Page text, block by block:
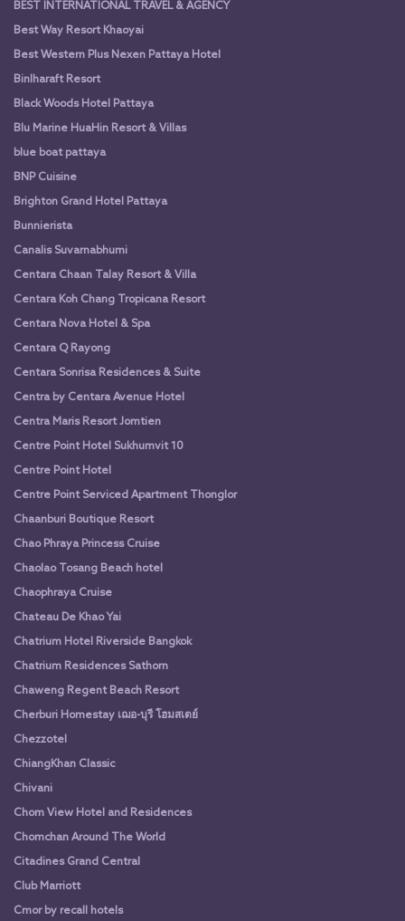
BEST INTERNATIONAL TRAVEL & AGENCY
Best Way Resort Khaoyai
Best Western Plus Nexen Pattaya Hotel
Binlharaft Resort
Black Woods Hotel Pattaya
Blu Marine HuaHin Resort & Villas
blue boat pattaya
BNP Cuisine
Brighton Grand Hotel Pattaya
Bunnierista
Canalis Suvarnabhumi
Centara Chaan Talay Resort & Villa
Centara Koh Chang Tropicana Resort
Centara Nova Hotel & Spa
Centara Q Rayong
Centara Sonrisa Residences & Suite
Centra by Centara Avenue Hotel
Centra Maris Resort Jomtien
Centre Point Hotel Sukhumvit 10
Centre Point Hotel
Centre Point Serviced Apartment Thonglor
Chaanburi Boutique Resort
Chao Phraya Princess Cruise
Chaolao Tosang Beach hotel
Chaophraya Cruise
Chateau De Khao Yai
Chatrium Hotel Riverside Bangkok
Chatrium Residences Sathorn
Chaweng Regent Beach Resort
Cherburi Homestay เฌอ-บุรี โฮมสเตย์
Chezzotel
ChiangKhan Classic
Chivani
Chom View Hotel and Residences
Chomchan Around The World
Citadines Grand Central
Club Marriott
Cmor by recall hotels